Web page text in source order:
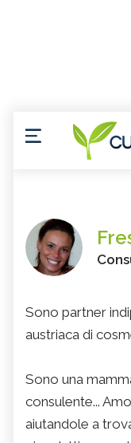
Sono partner
austriaca di
Sono una
consulente...
aiutandole a